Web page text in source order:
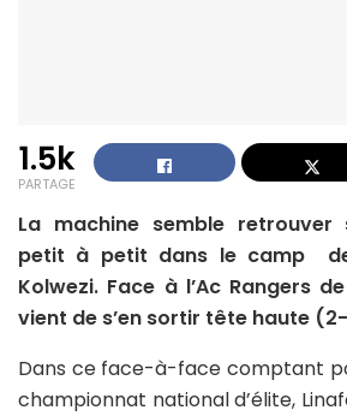
1.5k
PARTAGE
La machine semble
petit à petit dans le camp
Kolwezi. Face à l’Ac Rangers
vient de s’en sortir tête haute
Dans ce face-à-face comptant
championnat national d’élite,